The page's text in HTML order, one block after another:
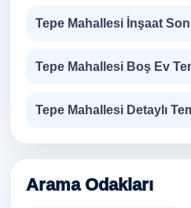
Tepe Mahallesi İnşaat
Tepe Mahallesi Boş Ev
Tepe Mahallesi Detaylı
Arama Odakları